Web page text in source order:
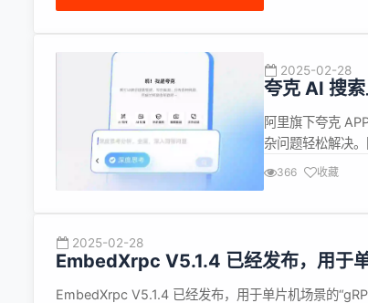
2025-02-28
夸克 AI 搜
阿里旗下夸克
杂问题轻松解决
精准理解用户的
366 收藏
2025-02-28
EmbedXrpc V5.1.4 已经发布，用于
EmbedXrpc V5.1.4 已经发布，用于单片机场景的